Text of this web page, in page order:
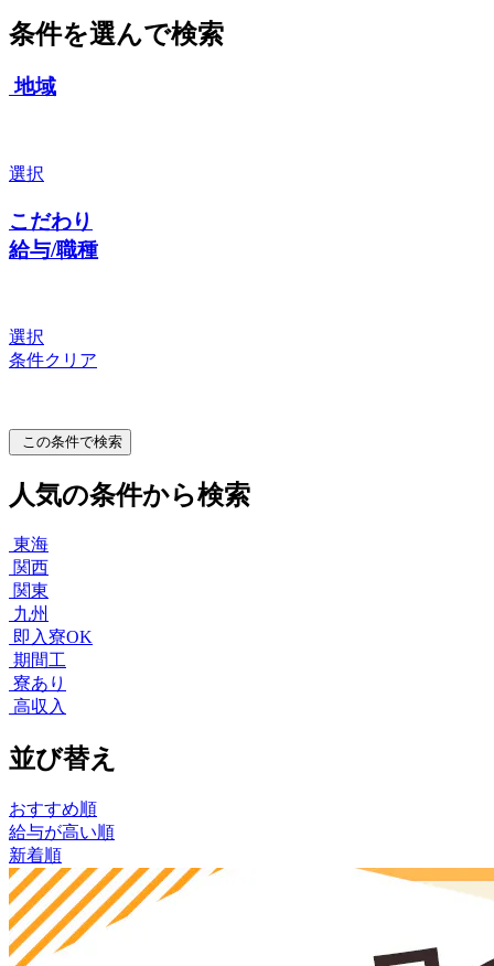
条件を選んで検索
地域
選択
こだわり
給与/職種
選択
条件クリア
この条件で検索
人気の条件から検索
東海
関西
関東
九州
即入寮OK
期間工
寮あり
高収入
並び替え
おすすめ順
給与が高い順
新着順